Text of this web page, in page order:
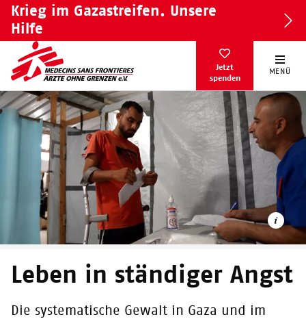
Direkt
zum
Inhalt
Krieg im Gazastreifen. Unsere
Hilfe
Jetzt
spenden
MENÜ
Einer unserer Mitarbeiter bespricht die Akte eines Patienten,
Leben in ständiger Angst
Die systematische Gewalt in Gaza und im